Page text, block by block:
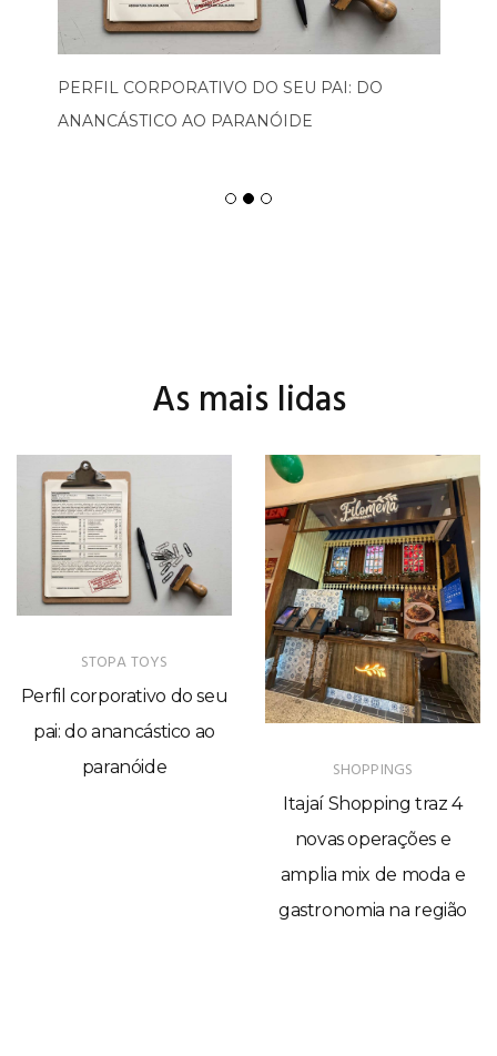
PERFIL CORPORATIVO DO SEU PAI: DO
ANANCÁSTICO AO PARANÓIDE
As mais lidas
STOPA TOYS
Perfil corporativo do seu
pai: do anancástico ao
paranóide
SHOPPINGS
Itajaí Shopping traz 4
novas operações e
amplia mix de moda e
gastronomia na região